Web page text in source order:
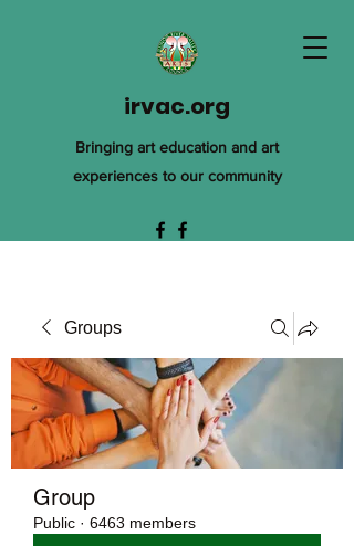
irvac.org
Bringing art education and art
experiences to our community
Groups
Group
Public · 6463 members